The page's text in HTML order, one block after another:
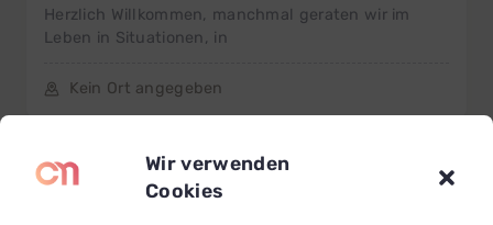
Wir verwenden
Cookies
Herzlich Willkommen, manchmal geraten wir im
Leben in Situationen, in
Kein Ort angegeben